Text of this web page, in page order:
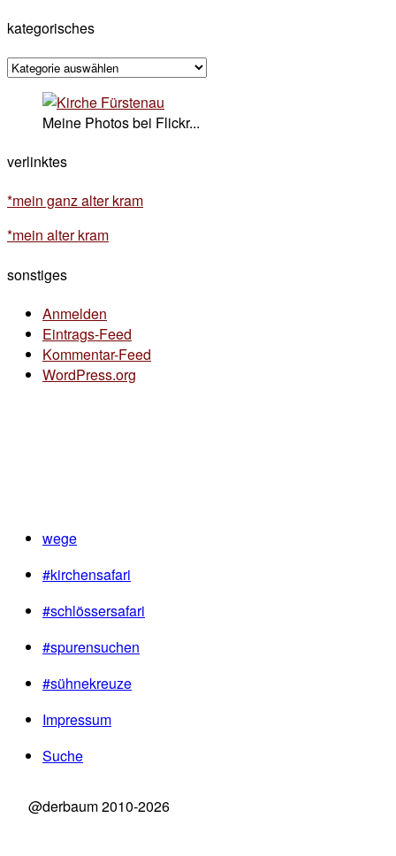
kategorisches
kategorisches
Meine Photos bei Flickr...
verlinktes
*mein ganz alter kram
*mein alter kram
sonstiges
Anmelden
Eintrags-Feed
Kommentar-Feed
WordPress.org
wege
#kirchensafari
#schlössersafari
#spurensuchen
#sühnekreuze
Impressum
Suche
@derbaum 2010-2026